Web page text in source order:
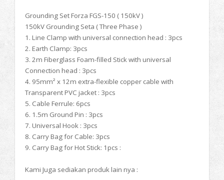
Grounding Set Forza FGS-150 ( 150kV )
150kV Grounding Seta ( Three Phase )
1. Line Clamp with universal connection head : 3pcs
2. Earth Clamp: 3pcs
3. 2m Fiberglass Foam-filled Stick with universal
Connection head : 3pcs
4. 95mm² x 12m extra-flexible copper cable with
Transparent PVC jacket : 3pcs
5. Cable Ferrule: 6pcs
6. 1.5m Ground Pin : 3pcs
7. Universal Hook : 3pcs
8. Carry Bag for Cable: 3pcs
9. Carry Bag for Hot Stick: 1pcs :
Kami Juga sediakan produk lain nya :